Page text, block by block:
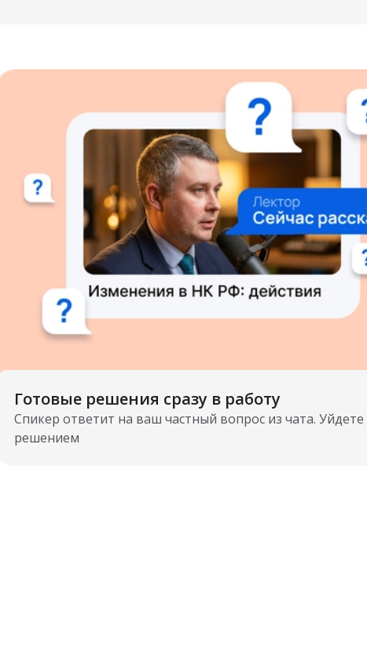
Готовые решения сразу в работу
Спикер ответит на ваш частный вопрос из чата. Уйдете
решением